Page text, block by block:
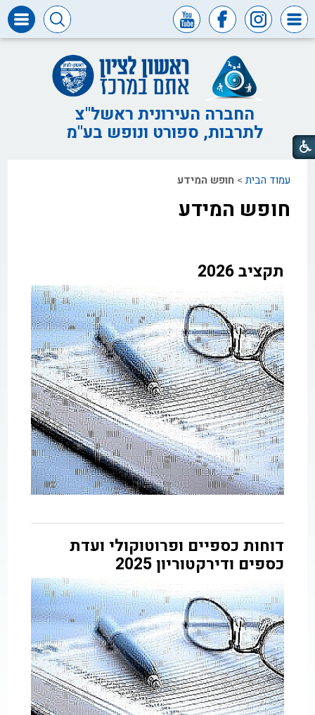
ומכרזים
חופש
המידע
דבר
ראש
דבר
קשר
החברה העירונית ראשל"צ
לתרבות, ספורט ונופש בע"מ
עמוד הבית >חופש המידע
חופש המידע
תקציב 2026
דוחות כספיים ופרוטוקולי ועדת
כספים ודירקטוריון 2025